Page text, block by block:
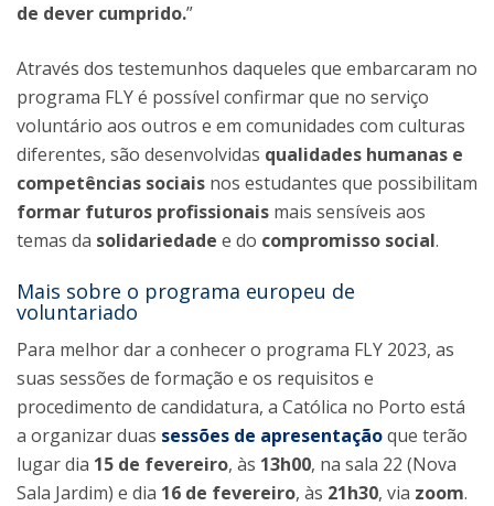
de dever cumprido.”
Através dos testemunhos daqueles que embarcaram no
programa FLY é possível confirmar que no serviço
voluntário aos outros e em comunidades com culturas
diferentes, são desenvolvidas qualidades humanas e
competências sociais nos estudantes que possibilitam
formar futuros profissionais mais sensíveis aos
temas da solidariedade e do compromisso social.
Mais sobre o programa europeu de
voluntariado
Para melhor dar a conhecer o programa FLY 2023, as
suas sessões de formação e os requisitos e
procedimento de candidatura, a Católica no Porto está
a organizar duas sessões de apresentaçãoque terão
lugar dia 15 de fevereiro, às 13h00, na sala 22 (Nova
Sala Jardim) e dia 16 de fevereiro, às 21h30, via zoom.